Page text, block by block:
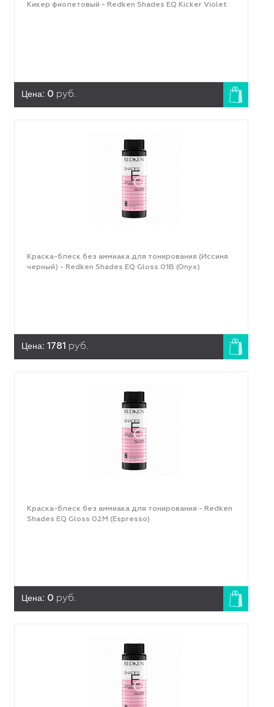
Кикер фиолетовый - Redken Shades EQ Kicker Violet
Цена: 0 руб.
Краска-блеск без аммиака для тонирования (Иссиня
черный) - Redken Shades EQ Gloss 01B (Onyx)
Цена: 1781 руб.
Краска-блеск без аммиака для тонирования - Redken
Shades EQ Gloss 02M (Espresso)
Цена: 0 руб.